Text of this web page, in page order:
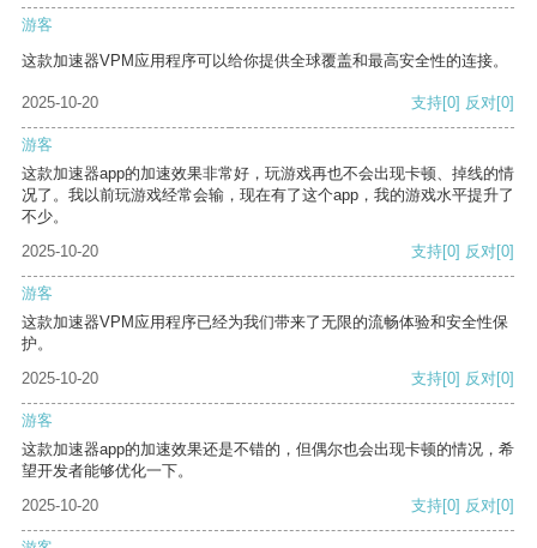
游客
这款加速器VPM应用程序可以给你提供全球覆盖和最高安全性的连接。
2025-10-20 支持[0] 反对[0]
游客
这款加速器app的加速效果非常好，玩游戏再也不会出现卡顿、掉线的情
况了。我以前玩游戏经常会输，现在有了这个app，我的游戏水平提升了
不少。
2025-10-20
支持[0] 反对[0]
游客
这款加速器VPM应用程序已经为我们带来了无限的流畅体验和安全性保
护。
2025-10-20
支持[0] 反对[0]
游客
这款加速器app的加速效果还是不错的，但偶尔也会出现卡顿的情况，希
望开发者能够优化一下。
2025-10-20
支持[0] 反对[0]